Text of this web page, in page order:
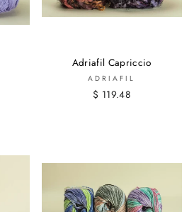
Adriafil Capriccio
ADRIAFIL
$ 119.48